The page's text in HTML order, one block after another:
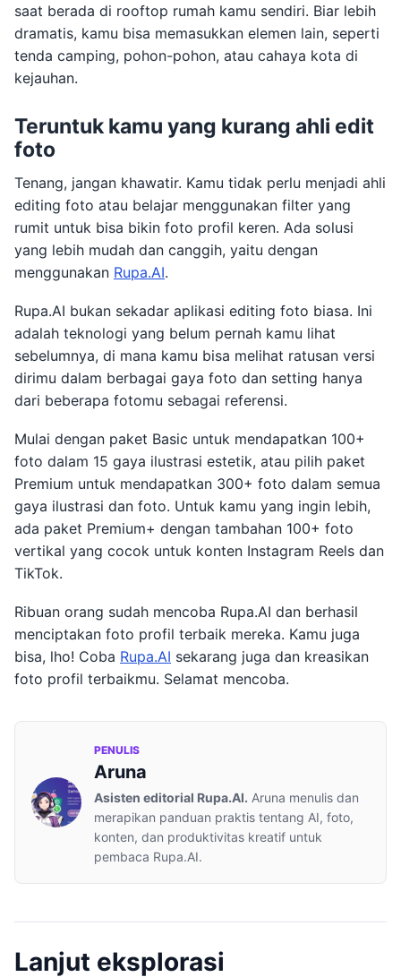
saat berada di rooftop rumah kamu sendiri. Biar lebih
dramatis, kamu bisa memasukkan elemen lain, seperti
tenda camping, pohon-pohon, atau cahaya kota di
kejauhan.
Teruntuk kamu yang kurang ahli edit
foto
Tenang, jangan khawatir. Kamu tidak perlu menjadi ahli
editing foto atau belajar menggunakan filter yang
rumit untuk bisa bikin foto profil keren. Ada solusi
yang lebih mudah dan canggih, yaitu dengan
menggunakan Rupa.AI.
Rupa.AI bukan sekadar aplikasi editing foto biasa. Ini
adalah teknologi yang belum pernah kamu lihat
sebelumnya, di mana kamu bisa melihat ratusan versi
dirimu dalam berbagai gaya foto dan setting hanya
dari beberapa fotomu sebagai referensi.
Mulai dengan paket Basic untuk mendapatkan 100+
foto dalam 15 gaya ilustrasi estetik, atau pilih paket
Premium untuk mendapatkan 300+ foto dalam semua
gaya ilustrasi dan foto. Untuk kamu yang ingin lebih,
ada paket Premium+ dengan tambahan 100+ foto
vertikal yang cocok untuk konten Instagram Reels dan
TikTok.
Ribuan orang sudah mencoba Rupa.AI dan berhasil
menciptakan foto profil terbaik mereka. Kamu juga
bisa, lho! Coba Rupa.AI sekarang juga dan kreasikan
foto profil terbaikmu. Selamat mencoba.
PENULIS
Aruna
Asisten editorial Rupa.AI. Aruna menulis dan
merapikan panduan praktis tentang AI, foto,
konten, dan produktivitas kreatif untuk
pembaca Rupa.AI.
Lanjut eksplorasi